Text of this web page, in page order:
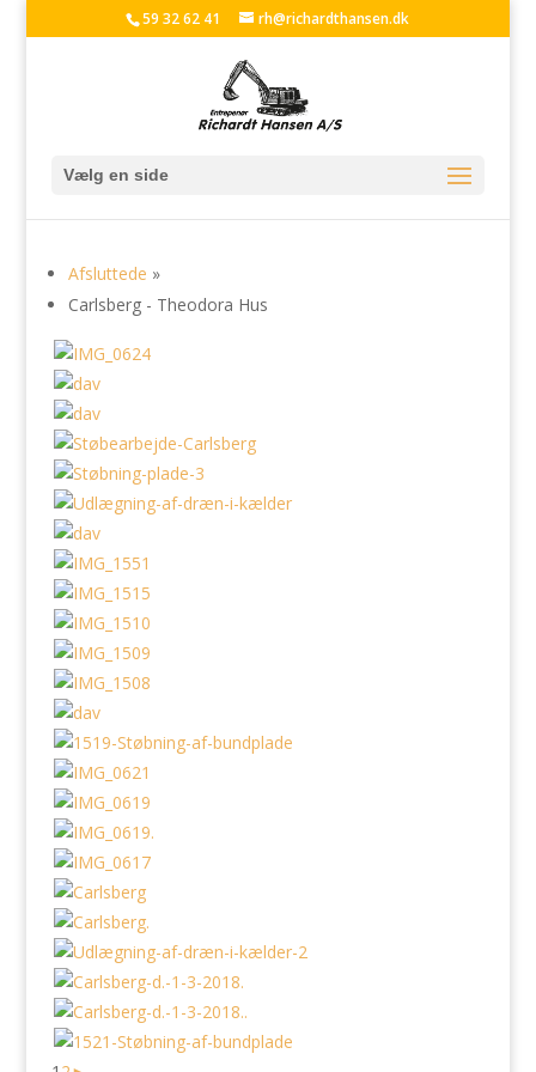
59 32 62 41 rh@richardthansen.dk
Vælg en side
Afsluttede »
Carlsberg - Theodora Hus